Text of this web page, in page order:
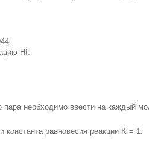
HI:
пара необходимо ввести на каждый
константа равновесия реакции K = 1.